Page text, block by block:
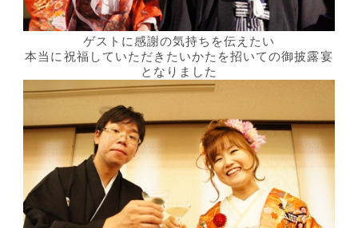
ゲストに感謝の気持ちを伝えたい
本当に祝福していただきたいかたを招いての御披露宴
となりました